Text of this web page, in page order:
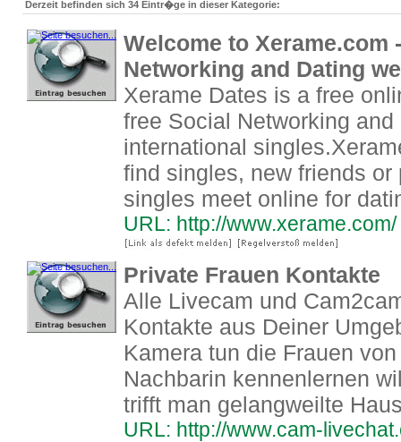
Derzeit befinden sich 34 Eintr�ge in dieser Kategorie:
Welcome to Xerame.com
Networking and Dating
Xerame Dates is a free
free Social Networking
international
find singles, new friends
singles meet online for
URL: http://www.xerame.com/
Private Frauen Kontakte
Alle Livecam und
Kontakte aus Deiner
Kamera tun die Frauen
Nachbarin kennenlernen
trifft man gelangweilte
URL: http://www.cam-